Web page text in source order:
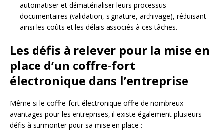
automatiser et dématérialiser leurs processus
documentaires (validation, signature, archivage), réduisant
ainsi les coûts et les délais associés à ces tâches.
Les défis à relever pour la mise en
place d’un coffre-fort
électronique dans l’entreprise
Même si le coffre-fort électronique offre de nombreux
avantages pour les entreprises, il existe également plusieurs
défis à surmonter pour sa mise en place :